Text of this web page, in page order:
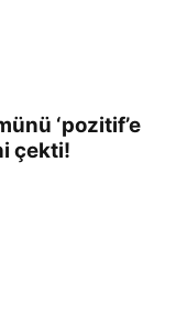
‘pozitif’e
çekti!